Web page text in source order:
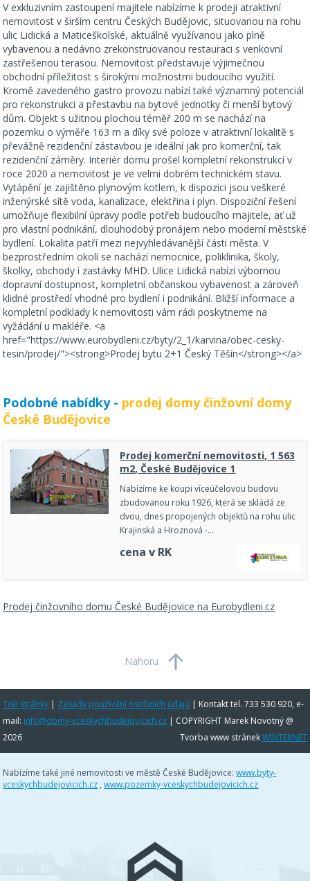
V exkluzivním zastoupení majitele nabízíme k prodeji atraktivní
nemovitost v širším centru Českých Budějovic, situovanou na rohu
ulic Lidická a Maticeškolské, aktuálně využívanou jako plně
vybavenou a nedávno zrekonstruovanou restauraci s venkovní
zastřešenou terasou. Nemovitost představuje výjimečnou
obchodní příležitost s širokými možnostmi budoucího využití.
Kromě zavedeného gastro provozu nabízí také významný potenciál
pro rekonstrukci a přestavbu na bytové jednotky či menší bytový
dům. Objekt s užitnou plochou téměř 200 m se nachází na
pozemku o výměře 163 m a díky své poloze v atraktivní lokalitě s
převážně rezidenční zástavbou je ideální jak pro komerční, tak
rezidenční záměry. Interiér domu prošel kompletní rekonstrukcí v
roce 2020 a nemovitost je ve velmi dobrém technickém stavu.
Vytápění je zajištěno plynovým kotlem, k dispozici jsou veškeré
inženýrské sítě voda, kanalizace, elektřina i plyn. Dispoziční řešení
umožňuje flexibilní úpravy podle potřeb budoucího majitele, ať už
pro vlastní podnikání, dlouhodobý pronájem nebo moderní městské
bydlení. Lokalita patří mezi nejvyhledávanější části města. V
bezprostředním okolí se nachází nemocnice, poliklinika, školy,
školky, obchody i zastávky MHD. Ulice Lidická nabízí výbornou
dopravní dostupnost, kompletní občanskou vybavenost a zároveň
klidné prostředí vhodné pro bydlení i podnikání. Bližší informace a
kompletní podklady k nemovitosti vám rádi poskytneme na
vyžádání u makléře. <a
href="https://www.eurobydleni.cz/byty/2_1/karvina/obec-cesky-
tesin/prodej/"><strong>Prodej bytu 2+1 Český Těšín</strong></a>
Podobné nabídky - prodej domy činžovní domy
České Budějovice
Prodej komerční nemovitosti, 1 563
m2, České Budějovice 1
Nabízíme ke koupi víceúčelovou budovu
zbudovanou roku 1926, která se skládá ze
dvou, dnes propojených objektů na rohu ulic
Krajinská a Hroznová -…
cena v RK
Prodej činžovního domu České Budějovice na Eurobydleni.cz
Nahoru
Tisk stránky | Zásady používání osobních údajů | Kontakt tel. 733 530 920, e-
mail: info@domy-vceskychbudejovicich.cz | COPYRIGHT Marek Novotný @
2026
Tvorba www stránekWINTERNET
Nabízíme také jiné nemovitosti ve městě České Budějovice:www.byty-
vceskychbudejovicich.cz ,www.pozemky-vceskychbudejovicich.cz